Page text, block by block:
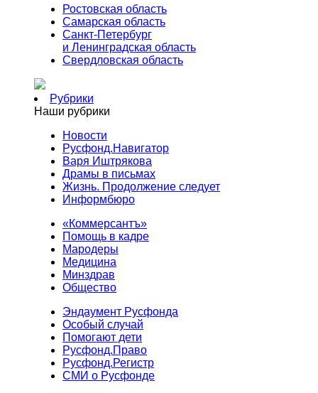
Ростовская область
Самарская область
Санкт-Петербург
и Ленинградская область
Свердловская область
Рубрики
Наши рубрики
Новости
Русфонд.Навигатор
Варя Иштрякова
Драмы в письмах
Жизнь. Продолжение следует
Информбюро
«Коммерсантъ»
Помощь в кадре
Мародеры
Медицина
Минздрав
Общество
Эндаумент Русфонда
Особый случай
Помогают дети
Русфонд.Право
Русфонд.Регистр
СМИ о Русфонде